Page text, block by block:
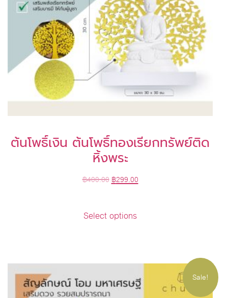
ต้นโพธิ์เงิน ต้นโพธิ์ทองเรียกทรัพย์ติด
หิ้งพระ
฿400.00฿299.00
Select options
Sale!